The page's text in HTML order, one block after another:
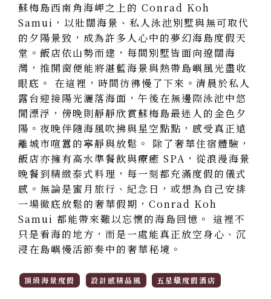
蘇梅島西南角海岬之上的 Conrad Koh
Samui，以壯闊海景、私人泳池別墅與無可取代
的夕陽景致，成為許多人心中的夢幻海島度假天
堂。飯店依山勢而建，每間別墅皆面向遼闊海
灣，推開窗便能將湛藍海景與熱帶島嶼風光盡收
眼底。 在這裡，時間彷彿慢了下來。清晨於私人
露台迎接陽光灑落海面，午後在無邊際泳池中悠
閒漂浮，傍晚則靜靜欣賞蘇梅島最迷人的金色夕
陽。夜晚伴隨海風吹拂與星空點點，感受真正遠
離城市喧囂的寧靜與放鬆。 除了奢華住宿體驗，
飯店亦擁有高水準餐飲與療癒 SPA，從浪漫海景
晚餐到精緻泰式料理，每一刻都充滿度假的儀式
感。無論是蜜月旅行、紀念日，或想為自己安排
一場徹底放鬆的奢華假期，Conrad Koh
Samui 都能帶來難以忘懷的海島回憶。 這裡不
只是看海的地方，而是一處能真正放空身心、沉
浸在島嶼慢活節奏中的奢華秘境。
頂級海景度假 設計感精品風 五星级度假酒店